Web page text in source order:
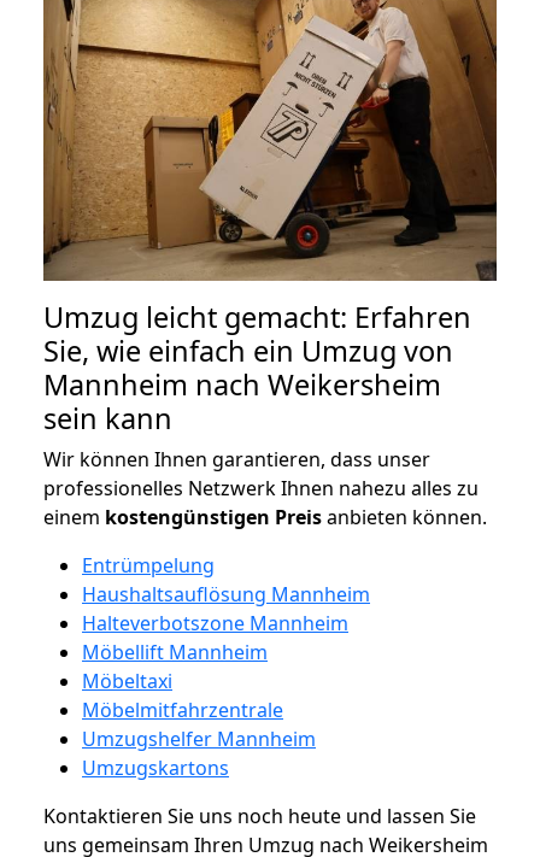
Umzug leicht gemacht: Erfahren
Sie, wie einfach ein Umzug von
Mannheim nach Weikersheim
sein kann
Wir können Ihnen garantieren, dass unser
professionelles Netzwerk Ihnen nahezu alles zu
einem kostengünstigen Preisanbieten können.
Entrümpelung
Haushaltsauflösung Mannheim
Halteverbotszone Mannheim
Möbellift Mannheim
Möbeltaxi
Möbelmitfahrzentrale
Umzugshelfer Mannheim
Umzugskartons
Kontaktieren Sie uns noch heute und lassen Sie
uns gemeinsam Ihren Umzug nach Weikersheim